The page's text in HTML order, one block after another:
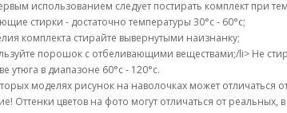
использованием следует постирать комплект при
стирки - достаточно температуры 30°c - 60°c;
комплекта стирайте вывернутыми наизнанку;
порошок с отбеливающими веществами;/li> Не
утюга в диапазоне 60°c - 120°c.
моделях рисунок на наволочках может отличаться
Оттенки цветов на фото могут отличаться от реальных,